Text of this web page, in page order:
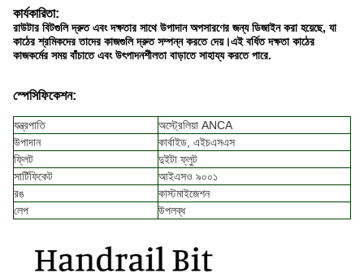
কার্যকারিতা:
রাউটার বিটগুলি দ্রুত এবং দক্ষতার সাথে উপাদান অপসারণের জন্য ডিজাইন করা হয়েছে, যা
কাঠের শ্রমিকদের তাদের কাজগুলি দ্রুত সম্পন্ন করতে দেয়।এই বর্ধিত দক্ষতা কাঠের
কাজকর্মের সময় বাঁচাতে এবং উৎপাদনশীলতা বাড়াতে সাহায্য করতে পারে.
স্পেসিফিকেশন:
যন্ত্রপাতি
অস্ট্রেলিয়া ANCA
উপাদান
কার্বাইড, এইচএসএস
ফ্লিট
দুইটা ফ্লুট
সার্টিফিকেট
আইএসও ৯০০১
রঙ
কাস্টমাইজেশন
লেপ
উপলব্ধ